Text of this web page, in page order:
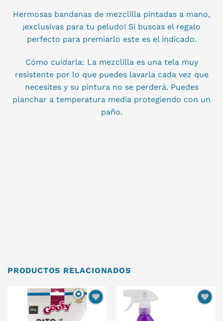
Hermosas bandanas de mezclilla pintadas a mano,
¡exclusivas para tu peludo! Si buscas el regalo
perfecto para premiarlo este es el indicado.
Cómo cuidarla: La mezclilla es una tela muy
resistente por lo que puedes lavarla cada vez que
necesites y su pintura no se perderá. Puedes
planchar a temperatura media protegiendo con un
paño.
PRODUCTOS RELACIONADOS